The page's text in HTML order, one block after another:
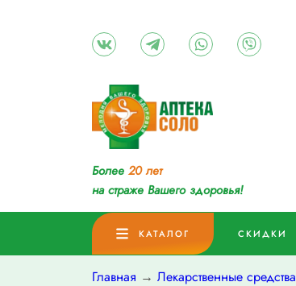
Более 20 лет
на страже Вашего здоровья!
КАТАЛОГ СКИДКИ
Главная → Лекарственные средства